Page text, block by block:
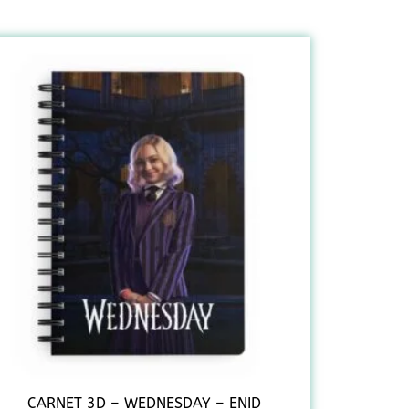
CARNET 3D – WEDNESDAY – ENID